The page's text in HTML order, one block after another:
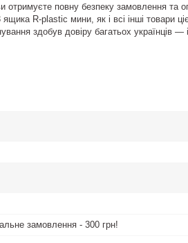
отримуєте повну безпеку замовлення та
R-plastic мини, як і всі інші товари цієї
здобув довіру багатьох українців —
замовлення - 300 грн!